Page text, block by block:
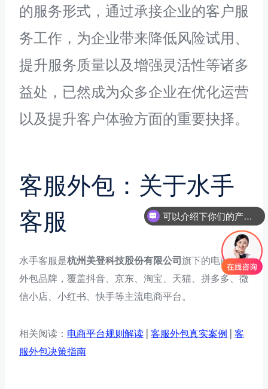
的服务形式，通过承接企业的客户服
务工作，为企业带来降低风险试用、
提升服务质量以及增强灵活性等诸多
益处，已然成为众多企业在优化运营
以及提升客户体验方面的重要抉择。
客服外包：关于水手
客服
水手客服是杭州美登科技股份有限公司 旗下的电商客服
外包品牌，覆盖抖音、京东、淘宝、天猫、拼多多、微
信小店、小红书、快手等主流电商平台。
相关阅读： 电商平台规则解读 客服外包真实案例
客
服外包决策指南
可以介绍下你们的产品么